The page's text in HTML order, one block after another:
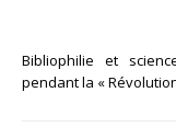
Bibliophilie et
pendant la «